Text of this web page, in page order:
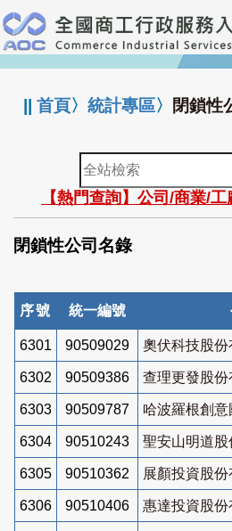
跳
到
主
要
:::
||首頁〉統計專區〉 閉鎖性
全
站
檢
索
【熱門查詢】公司/商業/
閉鎖性公司名錄
序號 統一編號
6301 90509029 奧伏科技股份
6302 90509386 查理更發股份
6303 90509787 哈波羅根創意
6304 90510243 聖安山明道股
6305 90510362 展顏投資股份
6306 90510406 惠達投資股份